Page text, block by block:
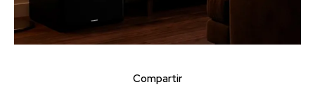
Compartir